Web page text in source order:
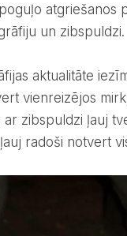
atgriešanos
un zibspuldzi.
vienreizējos
zibspuldzi ļauj
radoši notvert